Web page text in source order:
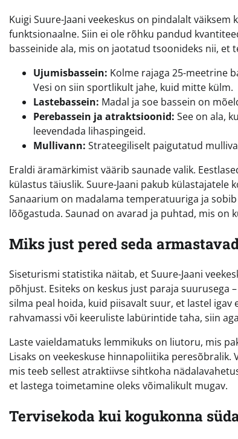
Kuigi Suure-Jaani veekeskus on pindalalt
funktsionaalne. Siin ei ole rõhku pandud
basseinide ala, mis on jaotatud tsoonideks nii, et
Ujumisbassein: Kolme rajaga 25-meetrine
Vesi on siin sportlikult jahe, kuid mitte külm.
Lastebassein: Madal ja soe bassein on
Perebassein ja atraktsioonid: See on ala,
leevendada lihaspingeid.
Mullivann: Strateegiliselt paigutatud
Eraldi äramärkimist väärib saunade valik.
külastus täiuslik. Suure-Jaani pakub
Sanaarium on madalama temperatuuriga ja
lõõgastuda. Saunad on avarad ja puhtad, mis on
Miks just pered seda
Siseturismi statistika näitab, et Suure-Jaani
põhjust. Esiteks on keskus just paraja suurusega
silma peal hoida, kuid piisavalt suur, et lastel igav
rahvamassi või keeruliste labürintide taha, siin
Laste vaieldamatuks lemmikuks on liutoru, mis
Lisaks on veekeskuse hinnapoliitika
mis teeb sellest atraktiivse sihtkoha
et lastega toimetamine oleks võimalikult mugav.
Tervisekoda kui kogukonna